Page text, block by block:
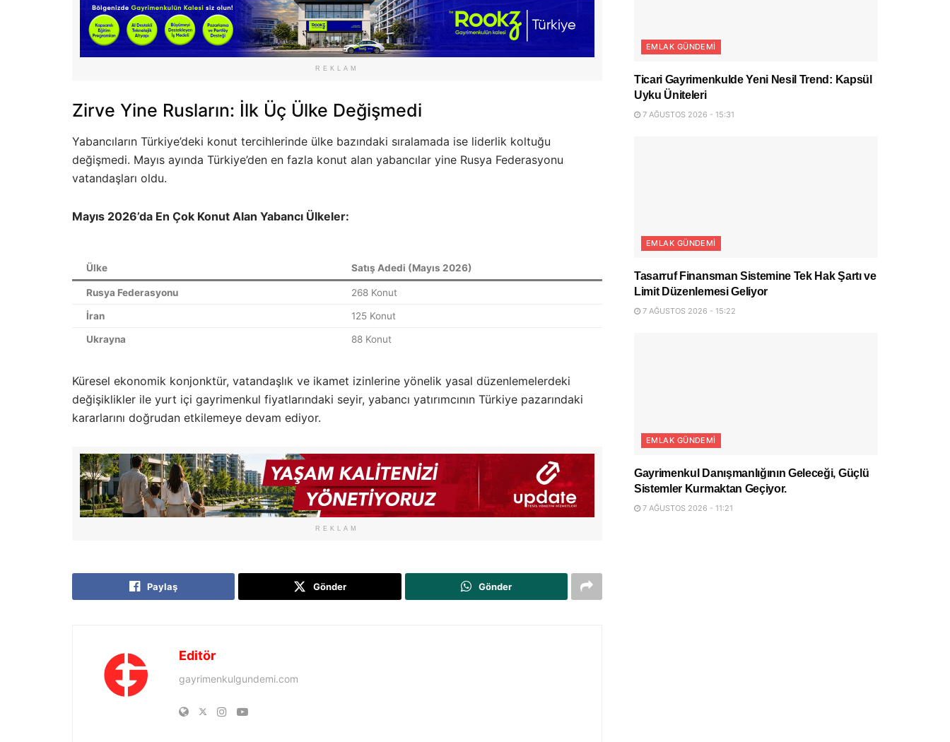
REKLAM
Zirve Yine Rusların: İlk Üç Ülke Değişmedi
Yabancıların Türkiye’deki konut tercihlerinde ülke bazındaki sıralamada ise liderlik koltuğu
değişmedi. Mayıs ayında Türkiye’den en fazla konut alan yabancılar yine Rusya Federasyonu
vatandaşları oldu.
Mayıs 2026’da En Çok Konut Alan Yabancı Ülkeler:
Ülke Satış Adedi (Mayıs 2026)
Rusya Federasyonu 268 Konut
İran 125 Konut
Ukrayna 88 Konut
Küresel ekonomik konjonktür, vatandaşlık ve ikamet izinlerine yönelik yasal düzenlemelerdeki
değişiklikler ile yurt içi gayrimenkul fiyatlarındaki seyir, yabancı yatırımcının Türkiye pazarındaki
kararlarını doğrudan etkilemeye devam ediyor.
REKLAM
Paylaş Gönder Gönder
Editör
gayrimenkulgundemi.com
EMLAK GÜNDEMI
Ticari Gayrimenkulde Yeni Nesil Trend: Kapsül
Uyku Üniteleri
7 AĞUSTOS 2026 - 15:31
EMLAK GÜNDEMI
Tasarruf Finansman Sistemine Tek Hak Şartı ve
Limit Düzenlemesi Geliyor
7 AĞUSTOS 2026 - 15:22
EMLAK GÜNDEMI
Gayrimenkul Danışmanlığının Geleceği, Güçlü
Sistemler Kurmaktan Geçiyor.
7 AĞUSTOS 2026 - 11:21